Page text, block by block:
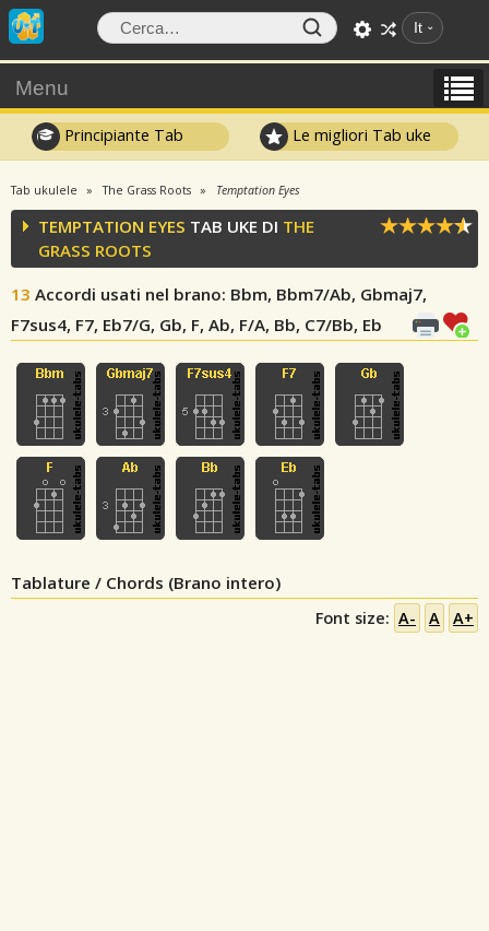
It
Menu
Principiante Tab Le migliori Tab uke
Tab ukulele The Grass Roots Temptation Eyes
TEMPTATION EYES TAB UKE DI THE
GRASS ROOTS
13 Accordi usati nel brano: Bbm, Bbm7/Ab, Gbmaj7,
F7sus4, F7, Eb7/G, Gb, F, Ab, F/A, Bb, C7/Bb, Eb
Tablature / Chords (Brano intero)
Font size: A- A A+